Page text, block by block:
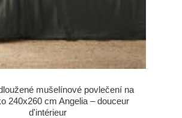
mušelínové povlečení na
240x260 cm Angelia – douceur
d'intérieur